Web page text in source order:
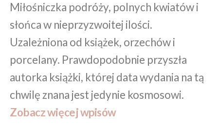
Miłośniczka podróży, polnych kwiatów i
słońca w nieprzyzwoitej ilości.
Uzależniona od książek, orzechów i
porcelany. Prawdopodobnie przyszła
autorka książki, której data wydania na tą
chwilę znana jest jedynie kosmosowi.
Zobacz więcej wpisów